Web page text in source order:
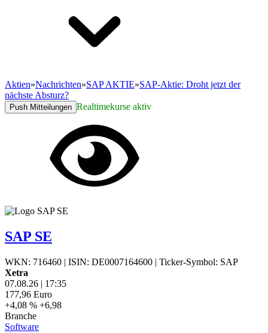
Aktien»Nachrichten»SAP AKTIE»SAP-Aktie: Droht jetzt der
nächste Absturz?
Push Mitteilungen Realtimekurse aktiv
SAP SE
WKN: 716460 | ISIN: DE0007164600 | Ticker-Symbol: SAP
Xetra
07.08.26 | 17:35
177,96 Euro
+4,08 % +6,98
Branche
Software